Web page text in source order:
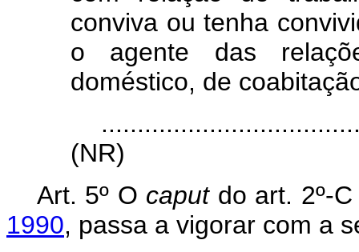
conviva ou tenha
o agente das
doméstico, de
(NR)
Art. 5º O caputdo art. 2º-
1990, passa a vigorar com a